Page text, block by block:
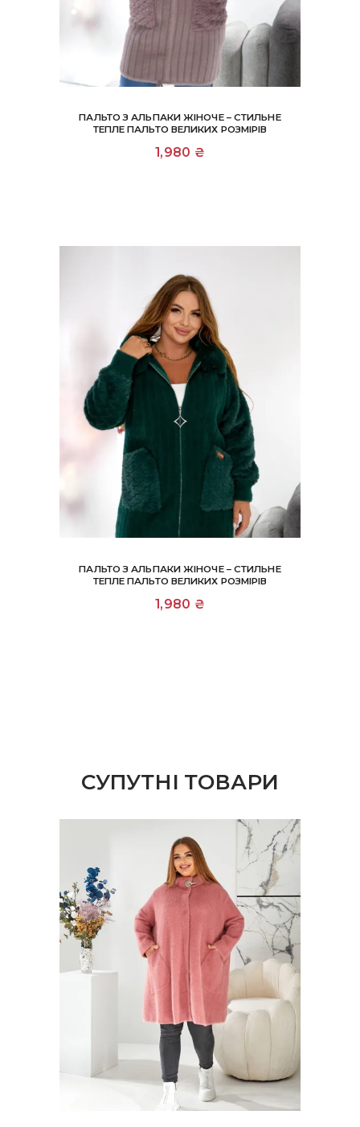
ПАЛЬТО З АЛЬПАКИ ЖІНОЧЕ – СТИЛЬНЕ
ТЕПЛЕ ПАЛЬТО ВЕЛИКИХ РОЗМІРІВ
1,980 ₴
ПАЛЬТО З АЛЬПАКИ ЖІНОЧЕ – СТИЛЬНЕ
ТЕПЛЕ ПАЛЬТО ВЕЛИКИХ РОЗМІРІВ
1,980 ₴
СУПУТНІ ТОВАРИ